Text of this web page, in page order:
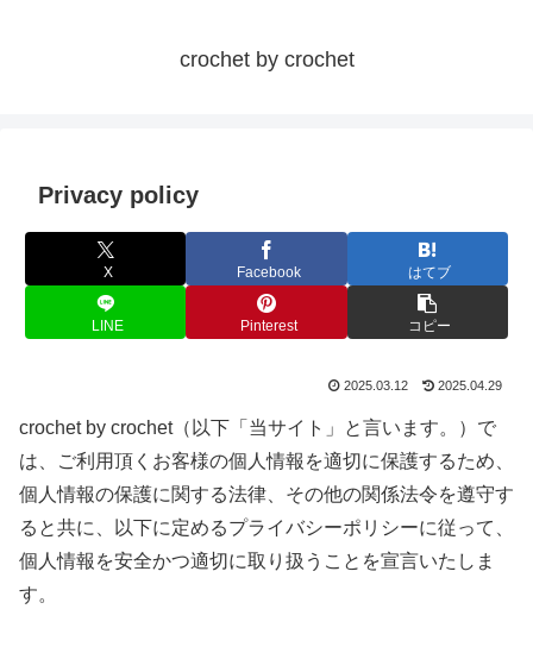
crochet by crochet
Privacy policy
X Facebook はてブ
LINE Pinterest コピー
2025.03.12 2025.04.29
crochet by crochet（以下「当サイト」と言います。）で
は、ご利用頂くお客様の個人情報を適切に保護するため、
個人情報の保護に関する法律、その他の関係法令を遵守す
ると共に、以下に定めるプライバシーポリシーに従って、
個人情報を安全かつ適切に取り扱うことを宣言いたしま
す。